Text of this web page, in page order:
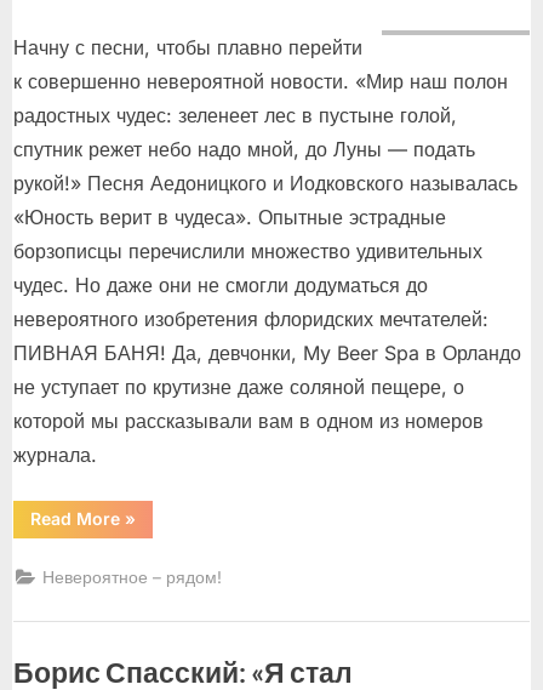
Начну с песни, чтобы плавно перейти
к совершенно невероятной новости. «Мир наш полон
радостных чудес: зеленеет лес в пустыне голой,
спутник режет небо надо мной, до Луны — подать
рукой!» Песня Аедоницкого и Иодковского называлась
«Юность верит в чудеса». Опытные эстрадные
борзописцы перечислили множество удивительных
чудес. Но даже они не смогли додуматься до
невероятного изобретения флоридских мечтателей:
ПИВНАЯ БАНЯ! Да, девчонки, My Beer Spa в Орландо
не уступает по крутизне даже соляной пещере, о
которой мы рассказывали вам в одном из номеров
журнала.
Read More“Мир
наш
чудес!”
»
Невероятное – рядом!
Борис Спасский: «Я стал